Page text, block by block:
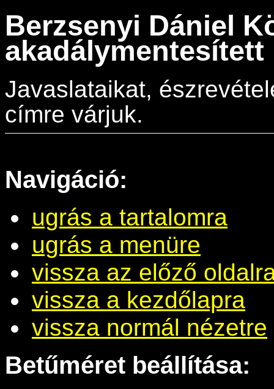
Berzsenyi Dániel
akadálymentesített
Javaslataikat,
címre várjuk.
Navigáció:
ugrás a tartalomra
ugrás a menüre
vissza az előző
vissza a kezdőlapra
vissza normál nézetre
Betűméret beállítása: